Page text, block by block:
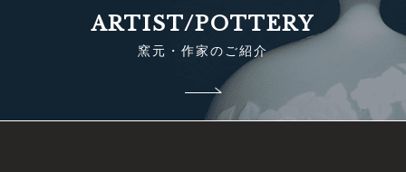
ARTIST/POTTERY
窯元・作家のご紹介